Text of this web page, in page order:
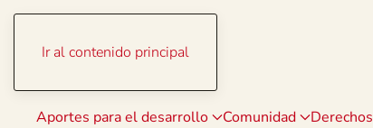
Ir al contenido principal
Aportes para el desarrollo Comunidad Derechos